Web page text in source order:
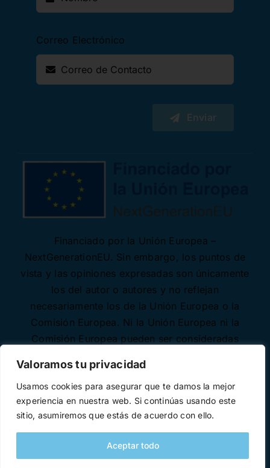
Valoramos tu privacidad
Usamos cookies para asegurar que te damos la mejor
experiencia en nuestra web. Si continúas usando este
sitio, asumiremos que estás de acuerdo con ello.
Aceptar todo
Correo Electrónico
Enviar
Financiado por la Unión Europea –
NextGenerationEU. Sin embargo, los puntos de
vista y las opiniones expresadas son únicamente
los del autor o autores y no reflejan
necesariamente los de la Unión Europea o la
Comisión Europea. Ni la Unión Europea ni la
Comisión Europea pueden ser consideradas
Desarrollado con ♥ por